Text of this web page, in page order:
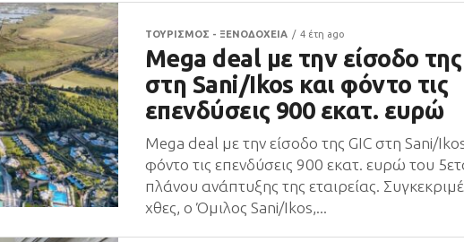
ΤΟΥΡΙΣΜΟΣ - ΞΕΝΟΔΟΧΕΙΑ 4 έτη ago
Mega deal με την είσοδο της
στη Sani/Ikos και φόντο τις
επενδύσεις 900 εκατ. ευρώ
Mega deal με την είσοδο της GIC στη Sani/
φόντο τις επενδύσεις 900 εκατ. ευρώ του
πλάνου ανάπτυξης της εταιρείας.
χθες, ο Όμιλος Sani/Ikos,...